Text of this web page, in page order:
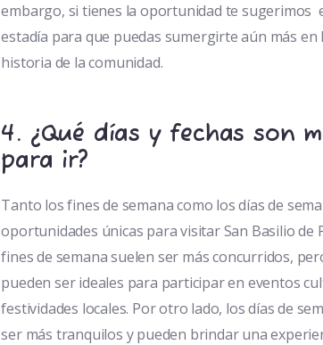
embargo, si tienes la oportunidad te sugerimos
estadía para que puedas sumergirte aún más en
historia de la comunidad.
4. ¿Qué días y fechas son
para ir?
Tanto los fines de semana como los días de
oportunidades únicas para visitar San Basilio de
fines de semana suelen ser más concurridos,
pueden ser ideales para participar en eventos
festividades locales. Por otro lado, los días de
ser más tranquilos y pueden brindar una